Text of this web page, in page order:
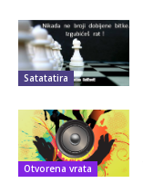
Satatatira
Otvorena vrata